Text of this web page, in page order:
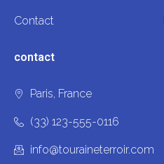
Contact
contact
Paris, France
(33) 123-555-0116
info@touraineterroir.com